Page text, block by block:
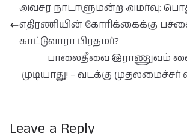
அவசர நாடாளுமன்ற அமர்வு:
எதிரணியின் கோரிக்கைக்கு
காட்டுவாரா பிரதமர்?
பாலைதீவை இராணுவம்
முடியாது! – வடக்கு முதலமைச்சர்
Leave a Reply